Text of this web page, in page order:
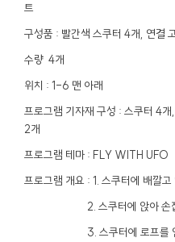
트
구성품 : 빨간색 스쿠터 4개, 연결
수량 4개
위치 : 1-6 맨 아래
프로그램 기자재 구성 : 스쿠터 4
2개
프로그램 테마 : FLY WITH UFO
프로그램 개요 : 1. 스쿠터에 배깔
2. 스쿠터에 앉아 손잡이
3. 스쿠터에 로프를 연결